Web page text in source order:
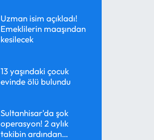
Uzman isim açıkladı!
Emeklilerin maaşından
kesilecek
13 yaşındaki çocuk
evinde ölü bulundu
Sultanhisar'da şok
operasyon! 2 aylık
takibin ardından